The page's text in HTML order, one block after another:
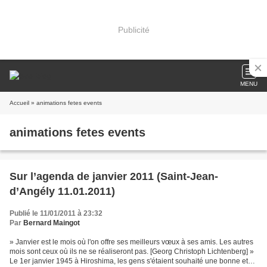
Publicité
MENU
Accueil » animations fetes events
animations fetes events
Sur l’agenda de janvier 2011 (Saint-Jean-
d’Angély 11.01.2011)
Publié le 11/01/2011 à 23:32
Par Bernard Maingot
» Janvier est le mois où l'on offre ses meilleurs vœux à ses amis. Les autres
mois sont ceux où ils ne se réaliseront pas. [Georg Christoph Lichtenberg] »
Le 1er janvier 1945 à Hiroshima, les gens s'étaient souhaité une bonne et